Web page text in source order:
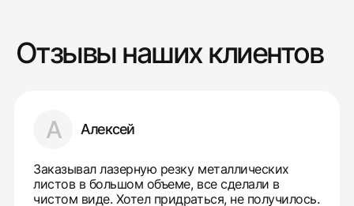
Отзывы наших клиентов
А Алексей
Заказывал лазерную резку металлических
листов в большом объеме, все сделали в
чистом виде. Хотел придраться, не получилось.